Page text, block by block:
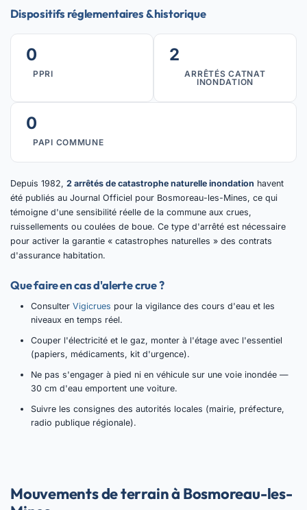
Dispositifs réglementaires & historique
0
PPRI
2
ARRÊTÉS CATNAT
INONDATION
0
PAPI COMMUNE
Depuis 1982, 2 arrêtés de catastrophe naturelle inondation havent
été publiés au Journal Officiel pour Bosmoreau-les-Mines, ce qui
témoigne d'une sensibilité réelle de la commune aux crues,
ruissellements ou coulées de boue. Ce type d'arrêté est nécessaire
pour activer la garantie « catastrophes naturelles » des contrats
d'assurance habitation.
Que faire en cas d'alerte crue ?
Consulter Vigicrues pour la vigilance des cours d'eau et les
niveaux en temps réel.
Couper l'électricité et le gaz, monter à l'étage avec l'essentiel
(papiers, médicaments, kit d'urgence).
Ne pas s'engager à pied ni en véhicule sur une voie inondée —
30 cm d'eau emportent une voiture.
Suivre les consignes des autorités locales (mairie, préfecture,
radio publique régionale).
Mouvements de terrain à Bosmoreau-les-